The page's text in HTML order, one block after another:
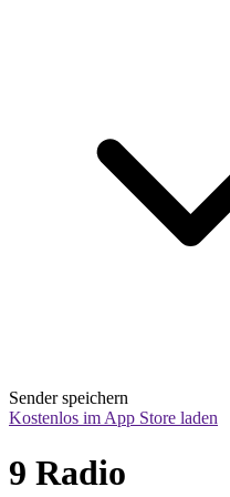
Sender speichern
Kostenlos im App Store laden
9 Radio